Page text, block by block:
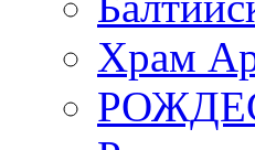
Храм